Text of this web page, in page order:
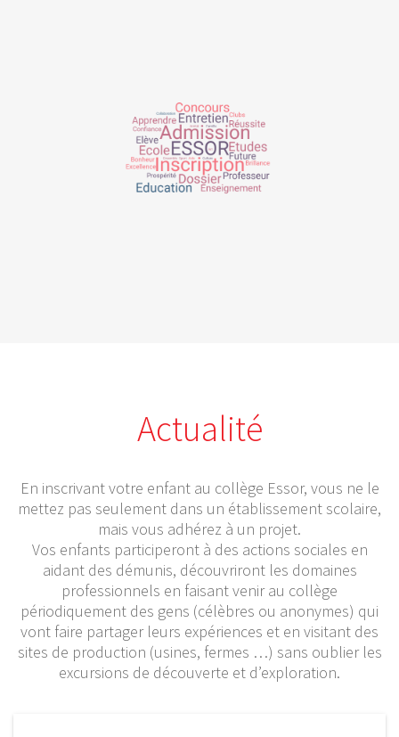
Actualité
En inscrivant votre enfant au collège Essor, vous ne le
mettez pas seulement dans un établissement scolaire,
mais vous adhérez à un projet.
Vos enfants participeront à des actions sociales en
aidant des démunis, découvriront les domaines
professionnels en faisant venir au collège
périodiquement des gens (célèbres ou anonymes) qui
vont faire partager leurs expériences et en visitant des
sites de production (usines, fermes …) sans oublier les
excursions de découverte et d’exploration.